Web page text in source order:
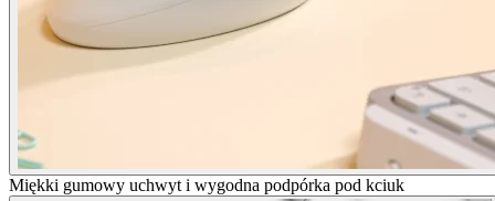
Miękki gumowy uchwyt i wygodna podpórka pod kciuk